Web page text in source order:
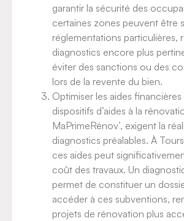
garantir la sécurité des
certaines zones peuvent être
réglementations particulières,
diagnostics encore plus
éviter des sanctions ou des
lors de la revente du bien.
Optimiser les aides
dispositifs d’aides à la
MaPrimeRénov’, exigent la
diagnostics préalables. À
ces aides peut
coût des travaux. Un
permet de constituer un
accéder à ces subventions,
projets de rénovation plus